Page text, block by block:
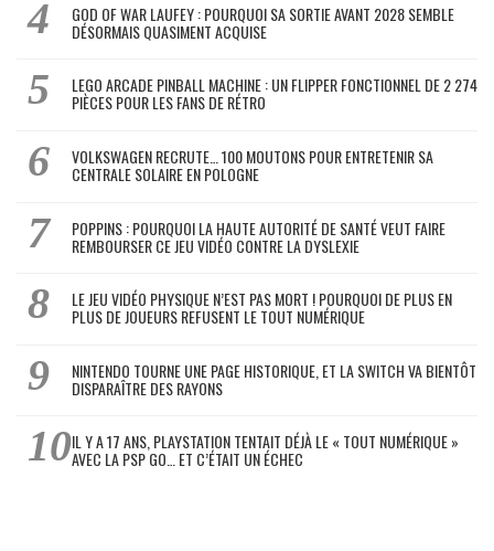
GOD OF WAR LAUFEY : POURQUOI SA SORTIE AVANT 2028 SEMBLE
DÉSORMAIS QUASIMENT ACQUISE
LEGO ARCADE PINBALL MACHINE : UN FLIPPER FONCTIONNEL DE 2 274
PIÈCES POUR LES FANS DE RÉTRO
VOLKSWAGEN RECRUTE… 100 MOUTONS POUR ENTRETENIR SA
CENTRALE SOLAIRE EN POLOGNE
POPPINS : POURQUOI LA HAUTE AUTORITÉ DE SANTÉ VEUT FAIRE
REMBOURSER CE JEU VIDÉO CONTRE LA DYSLEXIE
LE JEU VIDÉO PHYSIQUE N’EST PAS MORT ! POURQUOI DE PLUS EN
PLUS DE JOUEURS REFUSENT LE TOUT NUMÉRIQUE
NINTENDO TOURNE UNE PAGE HISTORIQUE, ET LA SWITCH VA BIENTÔT
DISPARAÎTRE DES RAYONS
IL Y A 17 ANS, PLAYSTATION TENTAIT DÉJÀ LE « TOUT NUMÉRIQUE »
AVEC LA PSP GO… ET C’ÉTAIT UN ÉCHEC